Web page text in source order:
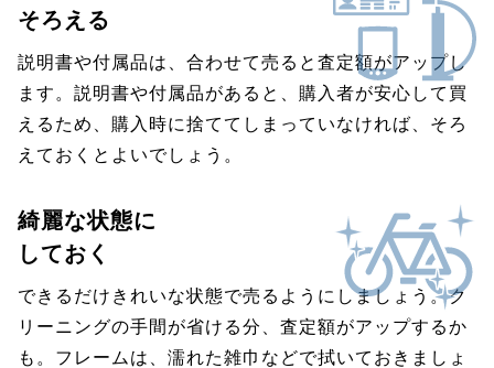
そろえる
説明書や付属品は、合わせて売ると査定額がアップし
ます。説明書や付属品があると、購入者が安心して買
えるため、購入時に捨ててしまっていなければ、そろ
えておくとよいでしょう。
綺麗な状態に
しておく
できるだけきれいな状態で売るようにしましょう。ク
リーニングの手間が省ける分、査定額がアップするか
も。フレームは、濡れた雑巾などで拭いておきましょ